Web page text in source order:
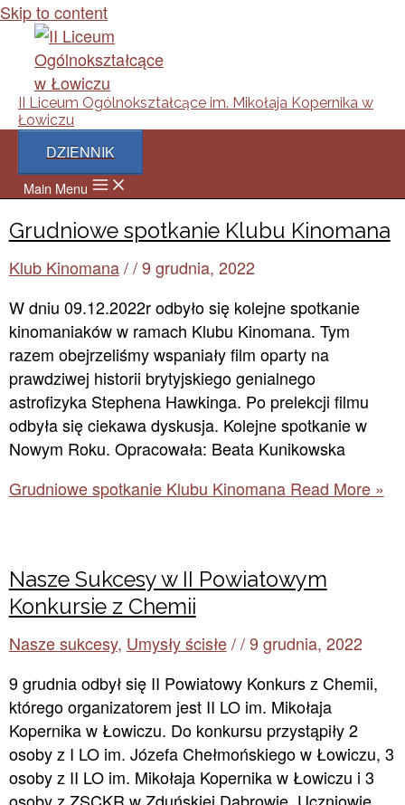
Skip to content
II Liceum Ogólnokształcące im. Mikołaja Kopernika w
Łowiczu
DZIENNIK
Main Menu
Grudniowe spotkanie Klubu Kinomana
Klub Kinomana//9 grudnia, 2022
W dniu 09.12.2022r odbyło się kolejne spotkanie
kinomaniaków w ramach Klubu Kinomana. Tym
razem obejrzeliśmy wspaniały film oparty na
prawdziwej historii brytyjskiego genialnego
astrofizyka Stephena Hawkinga. Po prelekcji filmu
odbyła się ciekawa dyskusja. Kolejne spotkanie w
Nowym Roku. Opracowała: Beata Kunikowska
Grudniowe spotkanie Klubu KinomanaRead More »
Nasze Sukcesy w II Powiatowym
Konkursie z Chemii
Nasze sukcesy, Umysły ścisłe//9 grudnia, 2022
9 grudnia odbył się II Powiatowy Konkurs z Chemii,
którego organizatorem jest II LO im. Mikołaja
Kopernika w Łowiczu. Do konkursu przystąpiły 2
osoby z I LO im. Józefa Chełmońskiego w Łowiczu, 3
osoby z II LO im. Mikołaja Kopernika w Łowiczu i 3